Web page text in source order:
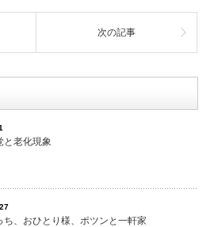
次の記事
と老化現象
ち、おひとり様、ポツンと一軒家